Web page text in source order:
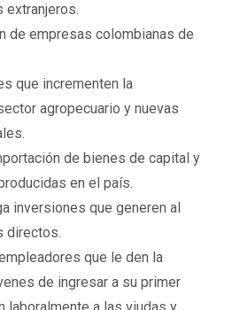
extranjeros.
de empresas colombianas de
que incrementen la
agropecuario y nuevas
de bienes de capital y
en el país.
inversiones que generen al
directos.
que le den la
de ingresar a su primer